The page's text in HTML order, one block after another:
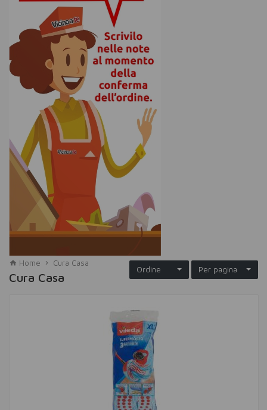
Home Cura Casa
Per pagina
Ordine
Cura Casa